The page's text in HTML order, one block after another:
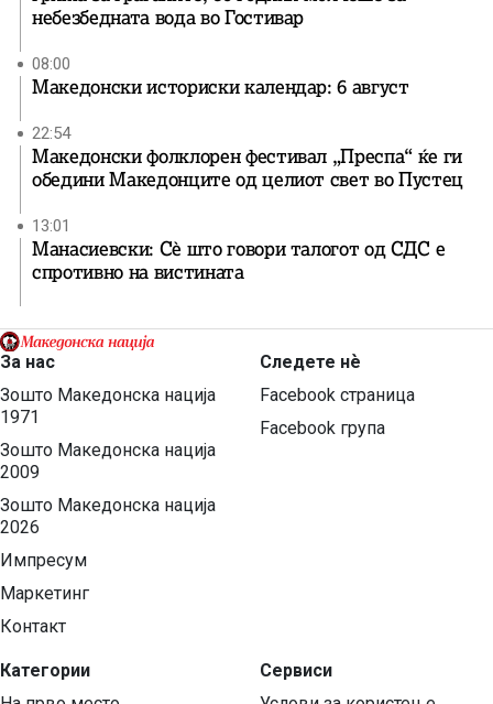
небезбедната вода во Гостивар
08:00
Македонски историски календар: 6 август
22:54
Македонски фолклорен фестивал „Преспа“ ќе ги
обедини Македонците од целиот свет во Пустец
13:01
Манасиевски: Сè што говори талогот од СДС е
спротивно на вистината
За нас
Зошто Македонска нација
1971
Зошто Македонска нација
2009
Зошто Македонска нација
2026
Импресум
Маркетинг
Контакт
Категории
Следете нѐ
Facebook страница
Facebook група
Сервиси